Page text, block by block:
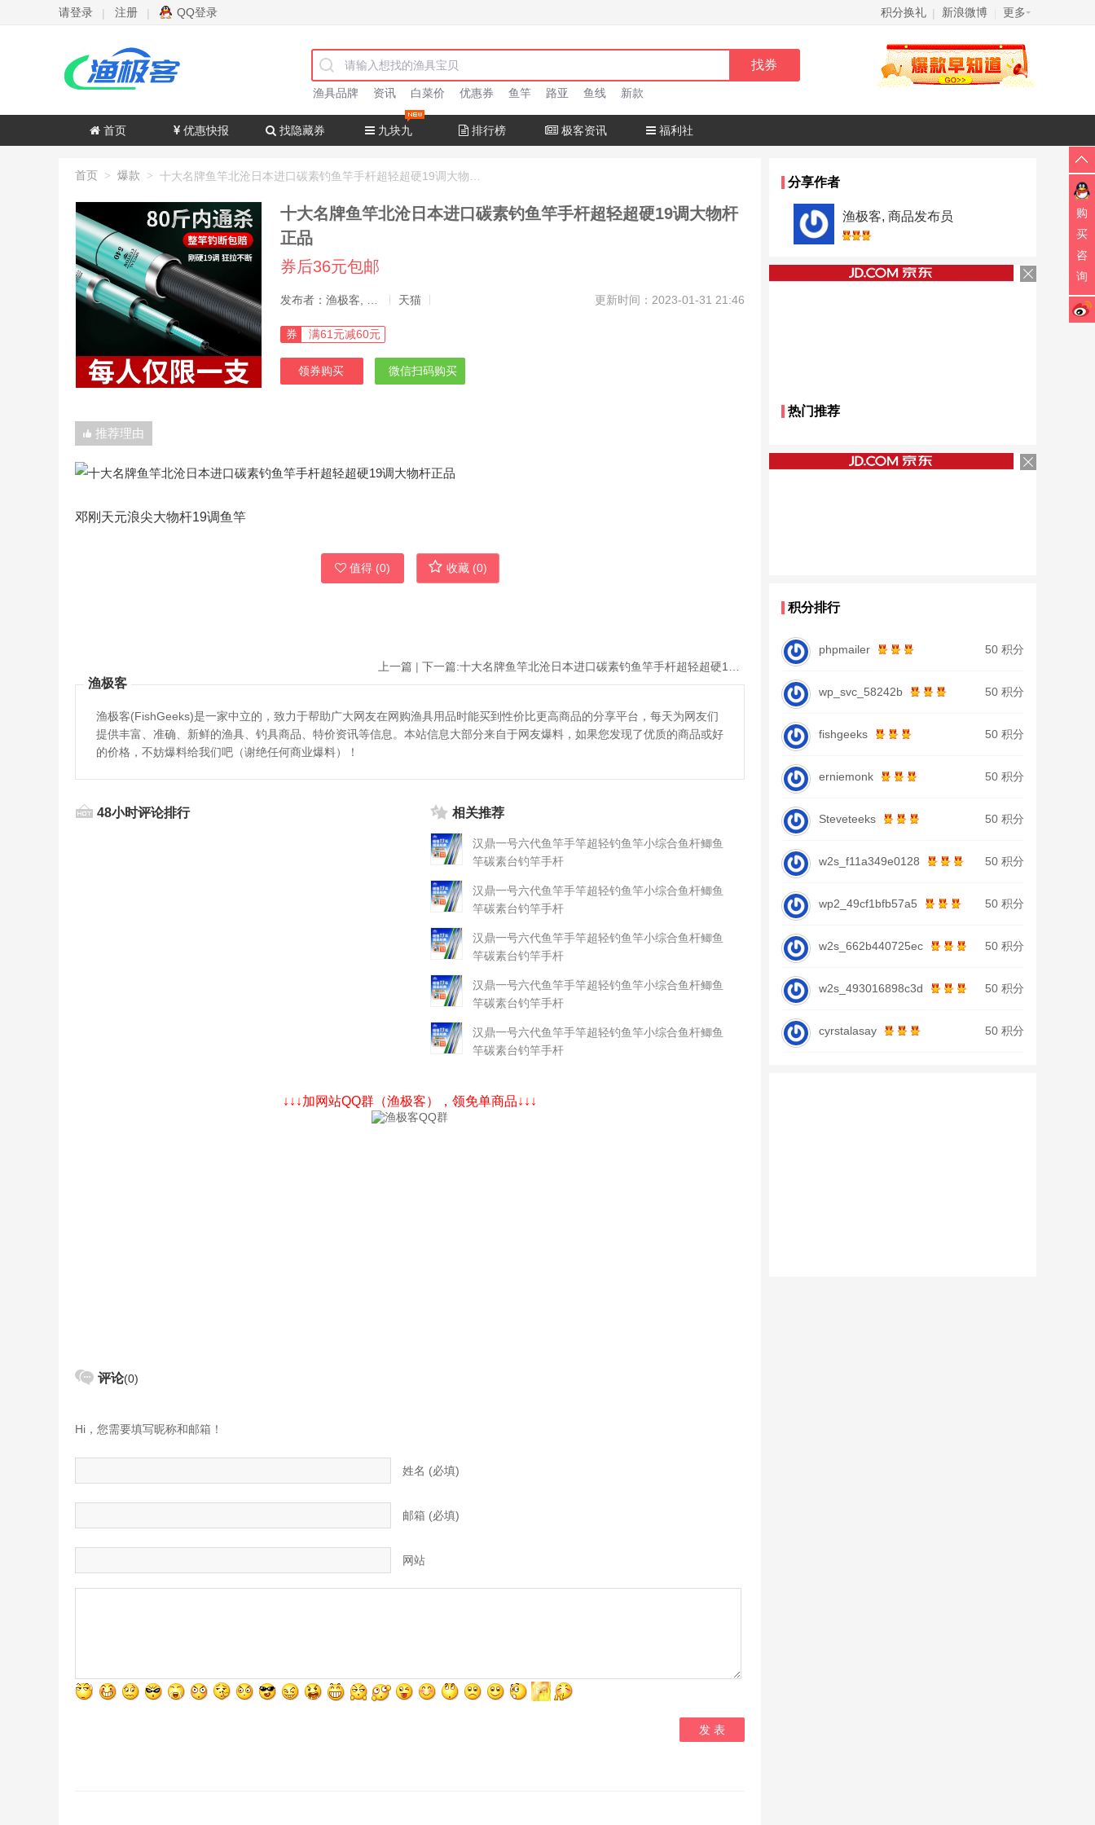
请登录 | 注册 | QQ登录 积分换礼 | 新浪微博 更多
渔具品牌 资讯 白菜价 优惠券 鱼竿 路亚 鱼线 新款
首页 优惠快报 找隐藏券 九块九 排行榜 极客资讯 福利社
首页 > 爆款 >
十大名牌鱼竿北沧日本进口碳素钓鱼竿手杆超轻超硬19调大物杆
正品
券后36元包邮
天猫 更新时间：2023-01-31 21:46
券 满61元减60元
领券购买 微信扫码购买
推荐理由
邓刚天元浪尖大物杆19调鱼竿
值得 (0) 收藏 (0)
上一篇 | 下一篇:
渔极客
渔极客(FishGeeks)是一家中立的，致力于帮助广大网友在网购渔具用品时能买到性价比更高商品的分享平台，每天为网友们
提供丰富、准确、新鲜的渔具、钓具商品、特价资讯等信息。本站信息大部分来自于网友爆料，如果您发现了优质的商品或好
的价格，不妨爆料给我们吧（谢绝任何商业爆料）！
48小时评论排行 相关推荐
汉鼎一号六代鱼竿手竿超轻钓鱼竿小综合鱼杆鲫鱼
竿碳素台钓竿手杆
汉鼎一号六代鱼竿手竿超轻钓鱼竿小综合鱼杆鲫鱼
竿碳素台钓竿手杆
汉鼎一号六代鱼竿手竿超轻钓鱼竿小综合鱼杆鲫鱼
竿碳素台钓竿手杆
汉鼎一号六代鱼竿手竿超轻钓鱼竿小综合鱼杆鲫鱼
竿碳素台钓竿手杆
汉鼎一号六代鱼竿手竿超轻钓鱼竿小综合鱼杆鲫鱼
竿碳素台钓竿手杆
↓↓↓加网站QQ群（渔极客），领免单商品↓↓↓
评论(0)
Hi，您需要填写昵称和邮箱！
姓名 (必填)
邮箱 (必填)
网站
分享作者
渔极客, 商品发布员
热门推荐
积分排行
phpmailer 50 积分
wp_svc_58242b 50 积分
fishgeeks 50 积分
erniemonk 50 积分
Steveteeks 50 积分
w2s_f11a349e0128 50 积分
wp2_49cf1bfb57a5 50 积分
w2s_662b440725ec 50 积分
w2s_493016898c3d 50 积分
cyrstalasay 50 积分
购
买
咨
询